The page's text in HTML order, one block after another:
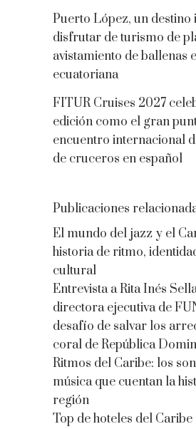
Puerto López, un destino
disfrutar de turismo de
avistamiento de ballenas
ecuatoriana
FITUR Cruises 2027
edición como el gran
encuentro internacional
de cruceros en español
Publicaciones
El mundo del jazz y el
historia de ritmo,
cultural
Entrevista a Rita Inés
directora ejecutiva de
desafío de salvar los
coral de República
Ritmos del Caribe: los
música que cuentan la
región
Top de hoteles del